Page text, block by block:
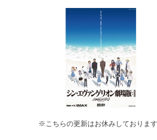
※こちらの更新はお休みしております